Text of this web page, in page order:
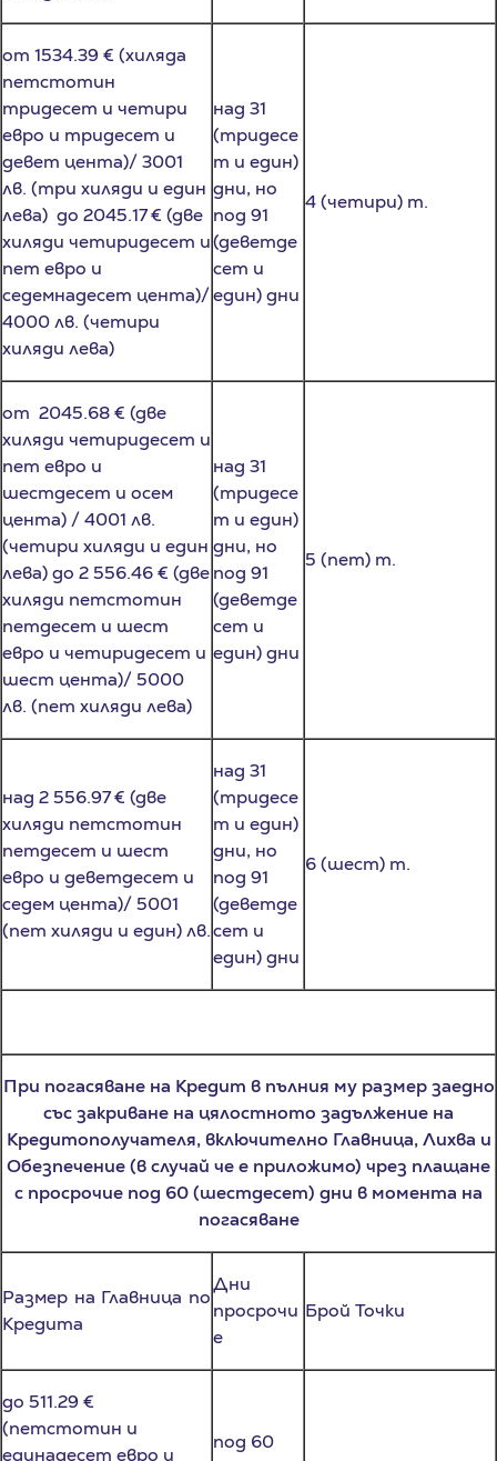
от 1534.39 € (хиляда
петстотин
тридесет и четири
девет цента)/ 3001
лв. (три хиляди и един
лева) до 2045.17 € (две
хиляди четиридесет и
пет евро и
седемнадесет цента)/
4000 лв. (четири
хиляди лева)
(тридесе
т и един)
дни, но
под 91
(деветде
сет и
един) дни
от 2045.68 € (две
хиляди четиридесет и
шестдесет и осем
цента) / 4001 лв.
(четири хиляди и един
лева) до 2 556.46 € (две
хиляди петстотин
петдесет и шест
евро и четиридесет и
шест цента)/ 5000
лв. (пет хиляди лева)
(тридесе
т и един)
дни, но
под 91
(деветде
сет и
един) дни
хиляди петстотин
петдесет и шест
евро и деветдесет и
седем цента)/ 5001
(пет хиляди и един) лв.
над 31
(тридесе
т и един)
дни, но
под 91
(деветде
сет и
един) дни
При погасяване на Кредит в пълния му размер заедно
със закриване на цялостното задължение на
Кредитополучателя, включително Главница, Лихва и
Обезпечение (в случай че е приложимо) чрез плащане
с просрочие под 60 (шестдесет) дни в момента на
погасяване
Кредита
Дни
просрочи
до 511.29 €
(петстотин и
единадесет евро и
двадесет и девет
(шестдес